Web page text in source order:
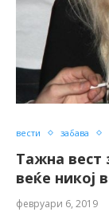
вести забава
Тажна
веќе никој
февруари 6, 2019